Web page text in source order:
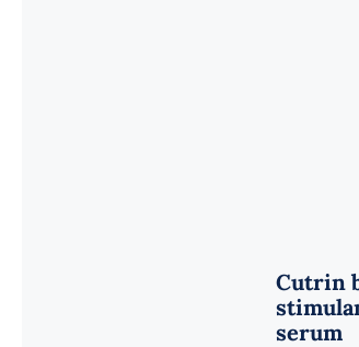
Cutrin
serum